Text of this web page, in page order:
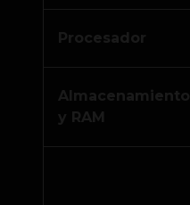
Procesador
Almacenamiento
y RAM